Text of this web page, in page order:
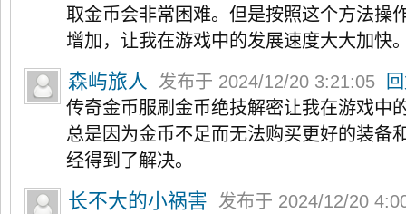
取金币会非常困难。但是按照这个方法操
增加，让我在游戏中的发展速度大大加快
森屿旅人 发布于 2024/12/20 3:21:05
传奇金币服刷金币绝技解密让我在游戏中
总是因为金币不足而无法购买更好的装备
经得到了解决。
长不大的小祸害 发布于 2024/12/20